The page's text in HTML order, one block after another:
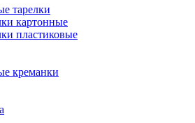
тарелки
картонные
пластиковые
креманки